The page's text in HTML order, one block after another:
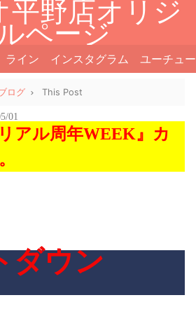
平野店オリジ
ページ
ライン インスタグラム ユーチュ
ログ This Post
01
アル周年WEEK』カ
ダウン